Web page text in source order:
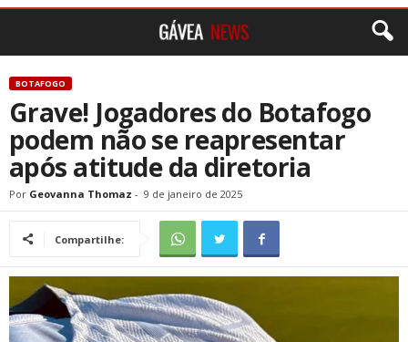
BOTAFOGO
Grave! Jogadores do Botafogo
podem não se reapresentar
após atitude da diretoria
Por Geovanna Thomaz - 9 de janeiro de 2025
Compartilhe: